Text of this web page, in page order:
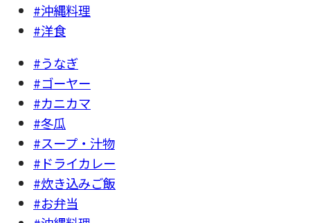
#沖縄料理
#洋食
#うなぎ
#ゴーヤー
#カニカマ
#冬瓜
#スープ・汁物
#ドライカレー
#炊き込みご飯
#お弁当